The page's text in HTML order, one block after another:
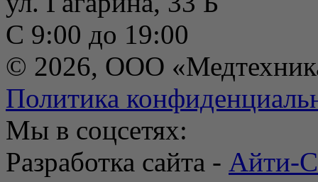
С 9:00 до 19:00
© 2026, ООО
Политика
Мы в соцсетях:
Разработка сайта - Айти-